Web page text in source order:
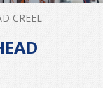
CREEL